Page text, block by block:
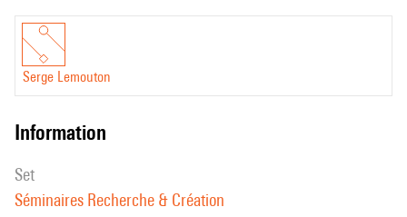
Serge Lemouton
information
set
Séminaires Recherche & Création